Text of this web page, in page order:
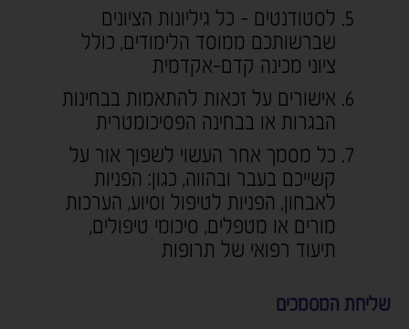
לסטודנטים - כל גיליונות הציונים
שברשותכם ממוסד הלימודים, כולל
ציוני מכינה קדם-אקדמית
אישורים על זכאות להתאמות בבחינות
הבגרות או בבחינה הפסיכומטרית
כל מסמך אחר העשוי לשפוך אור על
קשייכם בעבר ובהווה, כגון: הפניות
לאבחון, הפניות לטיפול וסיוע, הערכות
מורים או מטפלים, סיכומי טיפולים,
תיעוד רפואי של תרופות
שליחת המסמכים